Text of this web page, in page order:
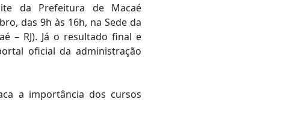
da Prefeitura de Macaé
das 9h às 16h, na Sede da
– RJ). Já o resultado final e
oficial da administração
a importância dos cursos